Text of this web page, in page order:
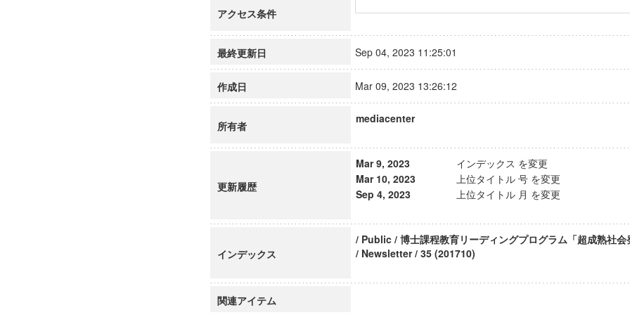
アクセス条件
最終更新日 Sep 04, 2023 11:25:01
作成日 Mar 09, 2023 13:26:12
所有者
mediacenter
更新履歴
Mar 9, 2023
インデックス を変更
Mar 10, 2023
上位タイトル 号 を変更
Sep 4, 2023
上位タイトル 月 を変更
インデックス
/ Public / 博士課程教育リーディングプログラム「超成熟社会
/ Newsletter / 35 (201710)
関連アイテム